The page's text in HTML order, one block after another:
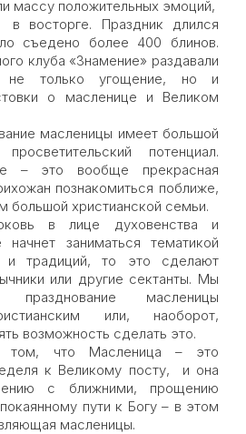
массу положительных эмоций,
восторге. Праздник длился
съедено более 400 блинов.
клуба «Знамение» раздавали
не только угощение, но и
о масленице и Великом
масленицы имеет большой
потенциал.
– это вообще прекрасная
познакомиться поближе,
большой христианской семьи.
в лице духовенства и
заниматься тематикой
и традиций, то это сделают
или другие сектанты. Мы
масленицы
или, наоборот,
возможность сделать это.
том, что Масленица – это
к Великому посту, и она
с ближними, прощению
пути к Богу – в этом
масленицы.